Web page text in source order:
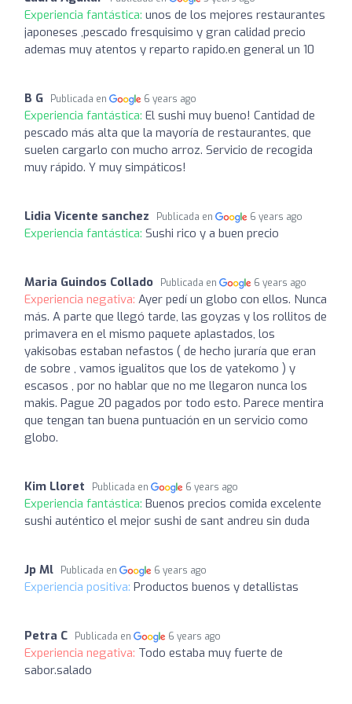
Experiencia fantástica: unos de los mejores restaurantes
japoneses ,pescado fresquisimo y gran calidad precio
ademas muy atentos y reparto rapido.en general un 10
B G Publicada en 6 years ago
Experiencia fantástica: El sushi muy bueno! Cantidad de
pescado más alta que la mayoría de restaurantes, que
suelen cargarlo con mucho arroz. Servicio de recogida
muy rápido. Y muy simpáticos!
Lidia Vicente sanchez Publicada en 6 years ago
Experiencia fantástica: Sushi rico y a buen precio
Maria Guindos Collado Publicada en 6 years ago
Experiencia negativa: Ayer pedí un globo con ellos. Nunca
más. A parte que llegó tarde, las goyzas y los rollitos de
primavera en el mismo paquete aplastados, los
yakisobas estaban nefastos ( de hecho juraría que eran
de sobre , vamos igualitos que los de yatekomo ) y
escasos , por no hablar que no me llegaron nunca los
makis. Pague 20 pagados por todo esto. Parece mentira
que tengan tan buena puntuación en un servicio como
globo.
Kim Lloret Publicada en 6 years ago
Experiencia fantástica: Buenos precios comida excelente
sushi auténtico el mejor sushi de sant andreu sin duda
Jp Ml Publicada en 6 years ago
Experiencia positiva: Productos buenos y detallistas
Petra C Publicada en 6 years ago
Experiencia negativa: Todo estaba muy fuerte de
sabor.salado